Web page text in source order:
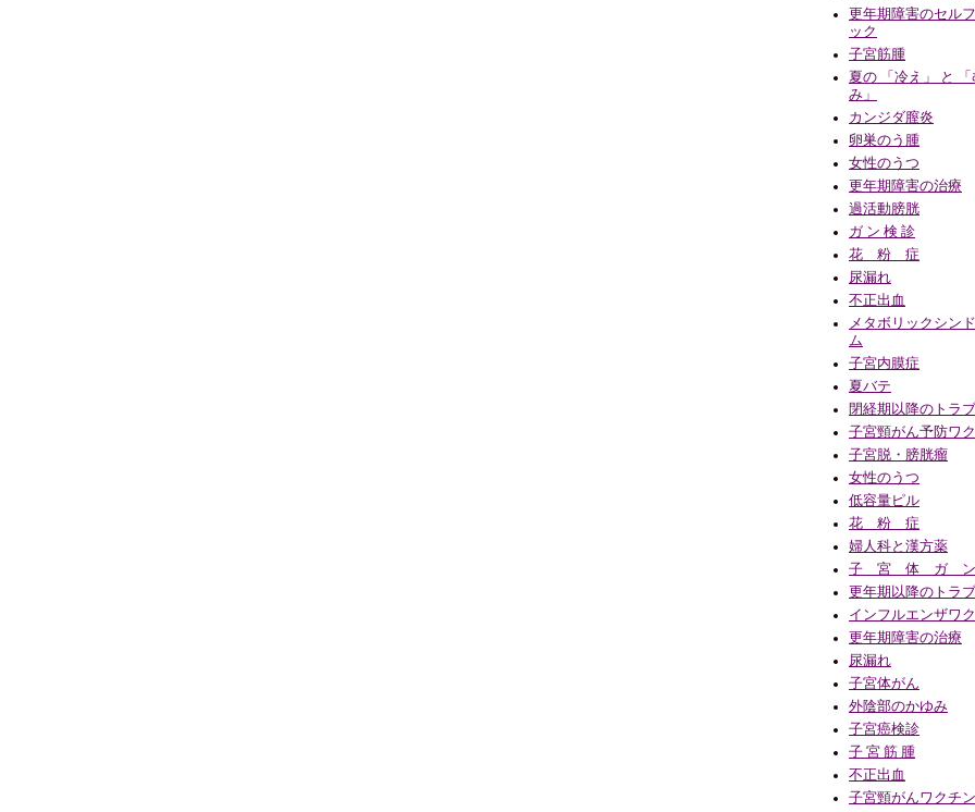
更年期障害のセル
ック
子宮筋腫
夏の 「冷え」 と 「
み」
カンジダ膣炎
卵巣のう腫
女性のうつ
更年期障害の治療
過活動膀胱
ガ ン 検 診
花 粉 症
尿漏れ
不正出血
メタボリックシン
ム
子宮内膜症
夏バテ
閉経期以降のトラ
子宮頸がん予防ワ
子宮脱・膀胱瘤
女性のうつ
低容量ピル
花 粉 症
婦人科と漢方薬
子 宮 体 ガ ン
更年期以降のトラ
インフルエンザワ
更年期障害の治療
尿漏れ
子宮体がん
外陰部のかゆみ
子宮癌検診
子 宮 筋 腫
不正出血
子宮頸がんワクチン